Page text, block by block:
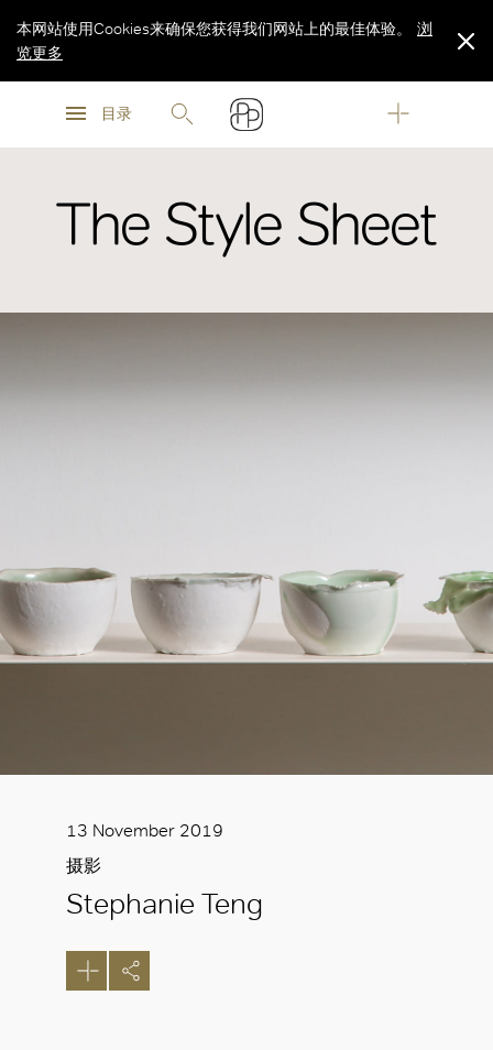
浏
目录
本网站使用Cookies来确保您获得我们网站上的最佳体验。
浏
览更多
The Style Sheet
13 November 2019
摄影
Stephanie Teng